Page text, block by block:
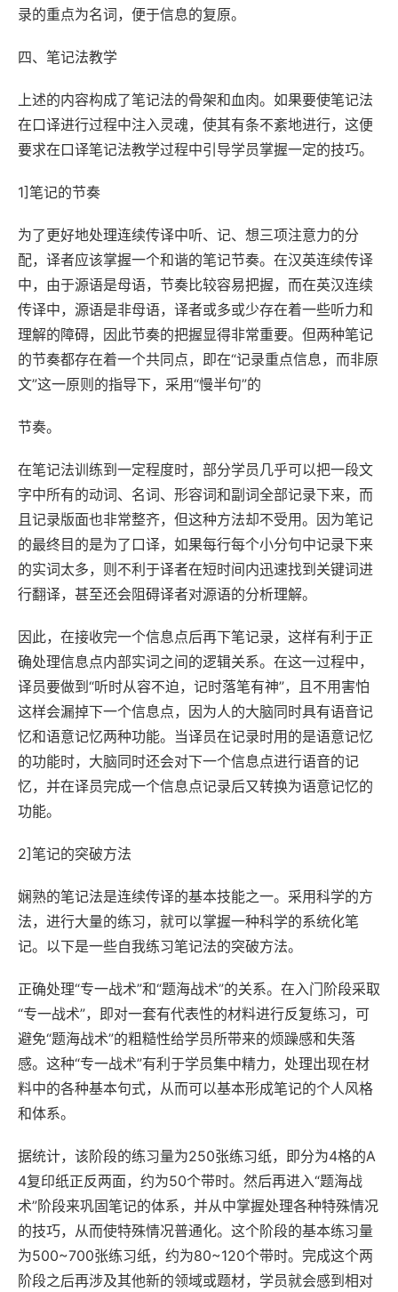
录的重点为名词，便于信息的复原。
四、笔记法教学
上述的内容构成了笔记法的骨架和血肉。如果要使笔记法
在口译进行过程中注入灵魂，使其有条不紊地进行，这便
要求在口译笔记法教学过程中引导学员掌握一定的技巧。
1]笔记的节奏
为了更好地处理连续传译中听、记、想三项注意力的分
配，译者应该掌握一个和谐的笔记节奏。在汉英连续传译
中，由于源语是母语，节奏比较容易把握，而在英汉连续
传译中，源语是非母语，译者或多或少存在着一些听力和
理解的障碍，因此节奏的把握显得非常重要。但两种笔记
的节奏都存在着一个共同点，即在“记录重点信息，而非原
文”这一原则的指导下，采用“慢半句”的
节奏。
在笔记法训练到一定程度时，部分学员几乎可以把一段文
字中所有的动词、名词、形容词和副词全部记录下来，而
且记录版面也非常整齐，但这种方法却不受用。因为笔记
的最终目的是为了口译，如果每行每个小分句中记录下来
的实词太多，则不利于译者在短时间内迅速找到关键词进
行翻译，甚至还会阻碍译者对源语的分析理解。
因此，在接收完一个信息点后再下笔记录，这样有利于正
确处理信息点内部实词之间的逻辑关系。在这一过程中，
译员要做到“听时从容不迫，记时落笔有神”，且不用害怕
这样会漏掉下一个信息点，因为人的大脑同时具有语音记
忆和语意记忆两种功能。当译员在记录时用的是语意记忆
的功能时，大脑同时还会对下一个信息点进行语音的记
忆，并在译员完成一个信息点记录后又转换为语意记忆的
功能。
2]笔记的突破方法
娴熟的笔记法是连续传译的基本技能之一。采用科学的方
法，进行大量的练习，就可以掌握一种科学的系统化笔
记。以下是一些自我练习笔记法的突破方法。
正确处理“专一战术”和“题海战术”的关系。在入门阶段采取
“专一战术”，即对一套有代表性的材料进行反复练习，可
避免“题海战术”的粗糙性给学员所带来的烦躁感和失落
感。这种“专一战术”有利于学员集中精力，处理出现在材
料中的各种基本句式，从而可以基本形成笔记的个人风格
和体系。
据统计，该阶段的练习量为250张练习纸，即分为4格的A
4复印纸正反两面，约为50个带时。然后再进入“题海战
术”阶段来巩固笔记的体系，并从中掌握处理各种特殊情况
的技巧，从而使特殊情况普通化。这个阶段的基本练习量
为500~700张练习纸，约为80~120个带时。完成这个两
阶段之后再涉及其他新的领域或题材，学员就会感到相对